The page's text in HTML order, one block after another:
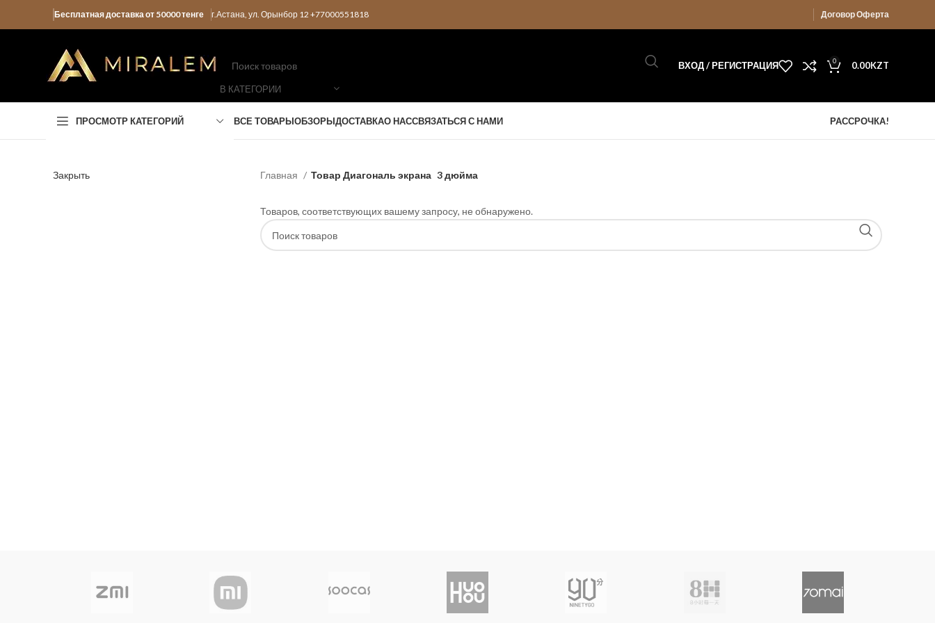
Бесплатная доставка от 50000 тенге г.Астана, ул. Орынбор 12 +77000551818 Договор Оферта
В КАТЕГОРИИ
ВХОД / РЕГИСТРАЦИЯ 0 0.00KZT
ПРОСМОТР КАТЕГОРИЙ ВСЕ ТОВАРЫОБЗОРЫДОСТАВКАО НАССВЯЗАТЬСЯ С НАМИ РАССРОЧКА!
Закрыть Главная Товар Диагональ экрана 3 дюйма
Товаров, соответствующих вашему запросу, не обнаружено.